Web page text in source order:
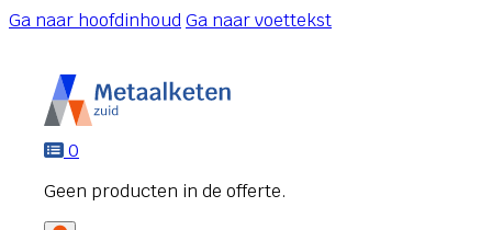
Ga naar hoofdinhoudGa naar voettekst
0